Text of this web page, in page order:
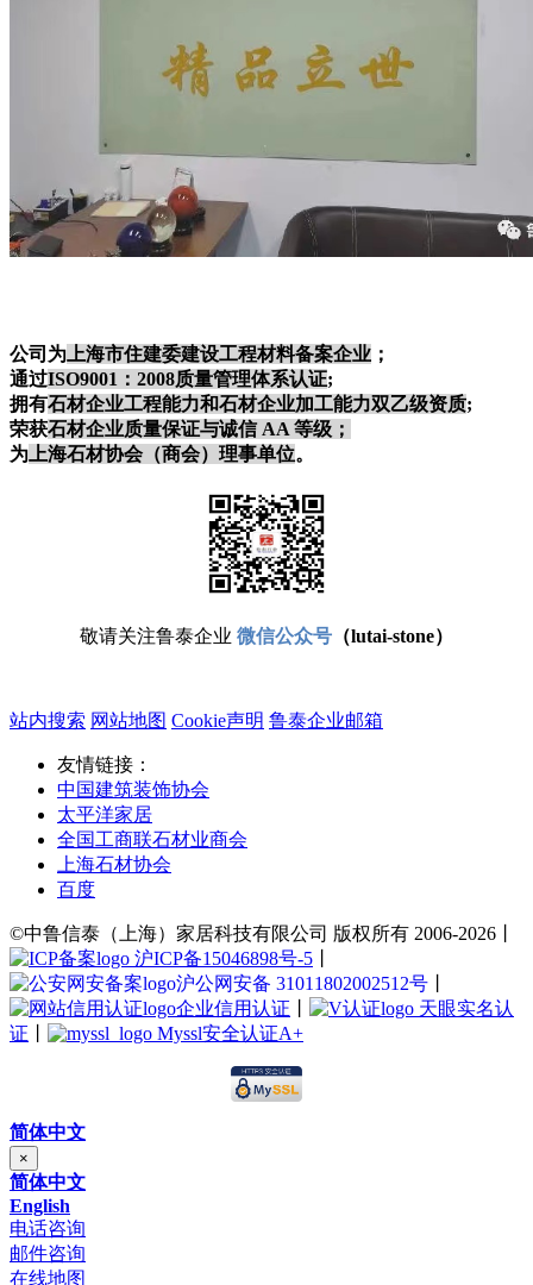
公司为 上海市住建委建设工程材料备案企业 ；
通过ISO9001：2008质量管理体系认证;
拥有石材企业工程能力和石材企业加工能力双乙级资质;
荣获石材企业质量保证与诚信 AA 等级；
为 上海石材协会（商会）理事单位。
敬请关注鲁泰企业 微信公众号 （lutai-stone）
站内搜索 网站地图 Cookie声明 鲁泰企业邮箱
友情链接：
中国建筑装饰协会
太平洋家居
全国工商联石材业商会
上海石材协会
百度
©中鲁信泰（上海）家居科技有限公司 版权所有 2006-2026丨
沪ICP备15046898号-5
沪公网安备 31011802002512号
企业信用认证
天眼实名认
证
Myssl安全认证A+
简体中文
×
简体中文
English
电话咨询
邮件咨询
在线地图